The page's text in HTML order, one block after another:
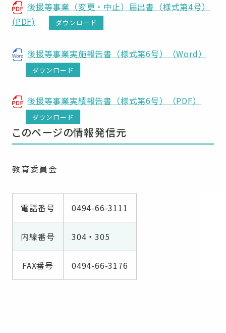
後援等事業（変更・中止）届出書（様式第4号）
(PDF)
ダウンロード
後援等事業実施報告書（様式第6号）（Word）
ダウンロード
後援等事業実績報告書（様式第6号）（PDF）
ダウンロード
このページの情報発信元
教育委員会
電話番号 0494-66-3111
内線番号 304・305
FAX番号 0494-66-3176